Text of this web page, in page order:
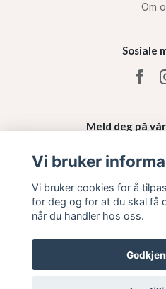
Om
Sosiale
Meld deg på
Vi bruker
Vi bruker cookies for å
for deg og for at du skal få
når du handler hos oss.